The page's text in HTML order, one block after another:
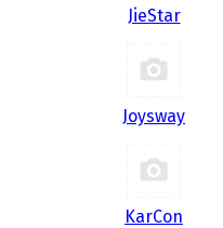
JieStar
Joysway
KarCon